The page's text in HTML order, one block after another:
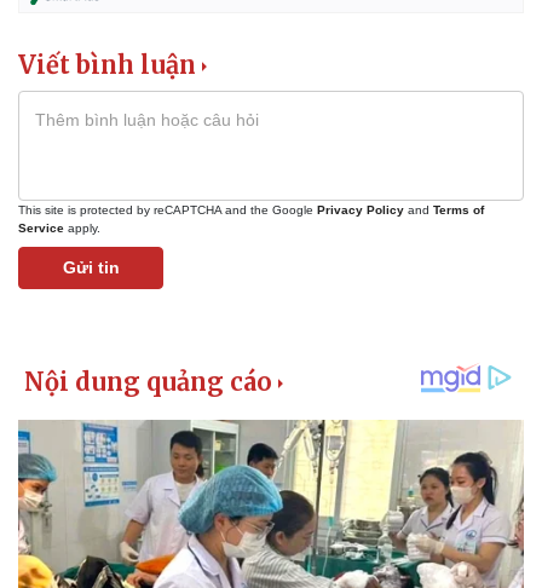
Viết bình luận
This site is protected by reCAPTCHA and the Google Privacy Policy and Terms of
Service apply.
Gửi tin